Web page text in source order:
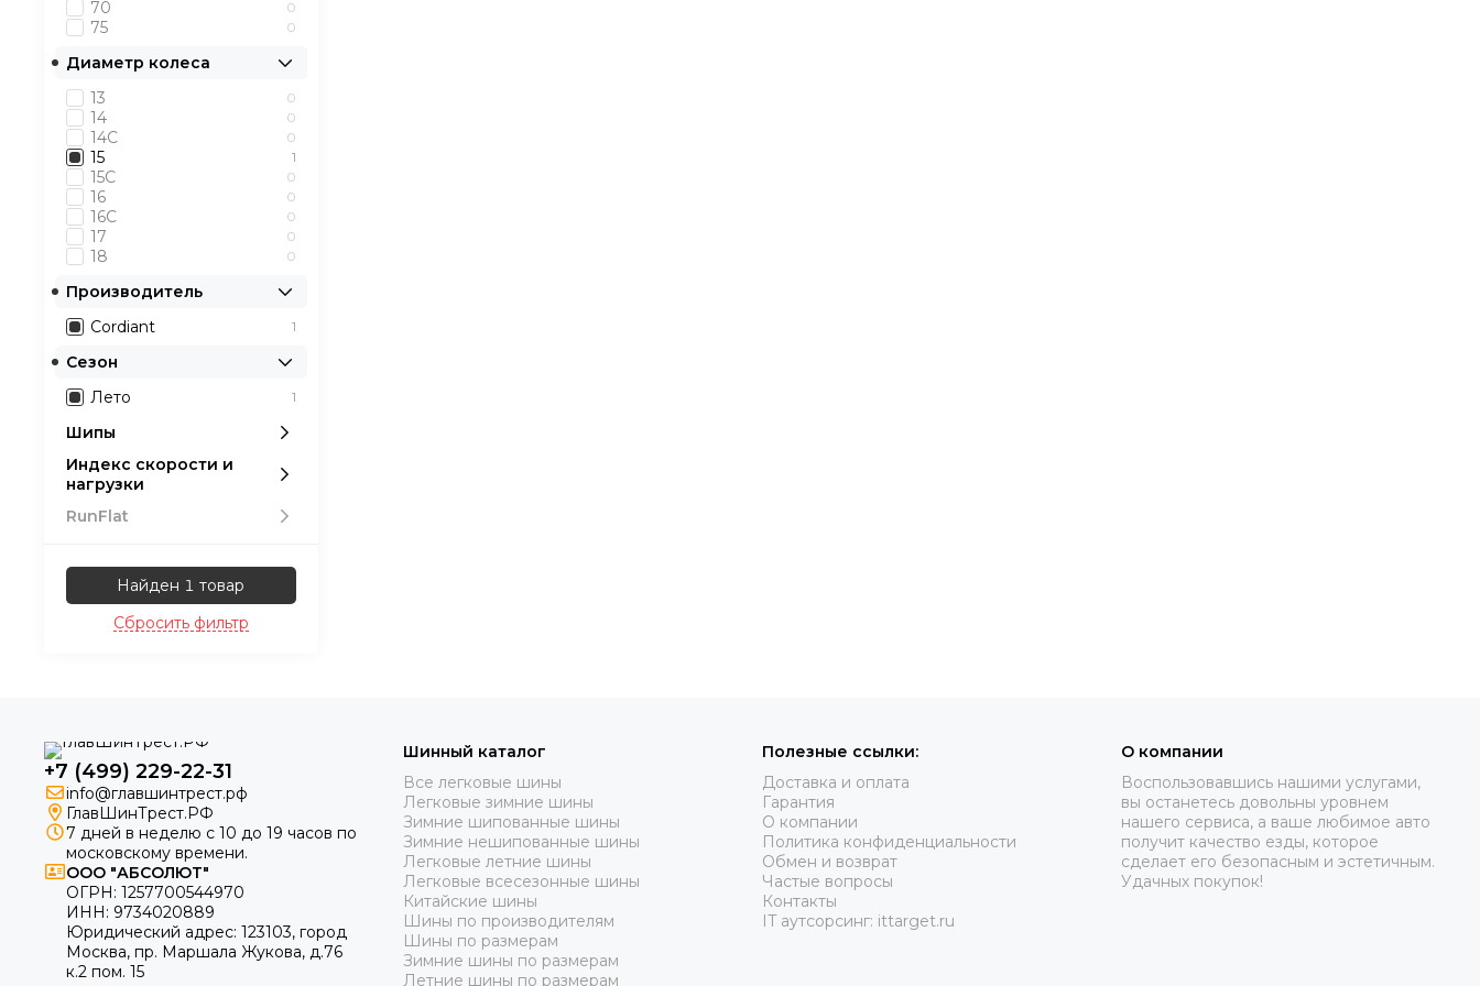
70 0
75 0
Диаметр колеса
13
0
14 0
14C 0
15 1
15C 0
16 0
16C 0
17 0
18 0
Производитель
Cordiant
1
Сезон
Лето
1
Шипы
Индекс скорости и
нагрузки
RunFlat
Найден 1 товар
Сбросить фильтр
+7 (499) 229-22-31
info@главшинтрест.рф
ГлавШинТрест.РФ
7 дней в неделю с 10 до 19 часов по
московскому времени.
ООО "АБСОЛЮТ"
ОГРН: 1257700544970
ИНН: 9734020889
Юридический адрес: 123103, город
Москва, пр. Маршала Жукова, д.76
к.2 пом. 15
Шинный каталог
Все легковые шины
Легковые зимние шины
Зимние шипованные шины
Зимние нешипованные шины
Легковые летние шины
Легковые всесезонные шины
Китайские шины
Шины по производителям
Шины по размерам
Зимние шины по размерам
Летние шины по размерам
Полезные ссылки:
Доставка и оплата
Гарантия
О компании
Политика конфиденциальности
Обмен и возврат
Частые вопросы
Контакты
IT аутсорсинг: ittarget.ru
О компании
Воспользовавшись нашими услугами,
вы останетесь довольны уровнем
нашего сервиса, а ваше любимое авто
получит качество езды, которое
сделает его безопасным и эстетичным.
Удачных покупок!